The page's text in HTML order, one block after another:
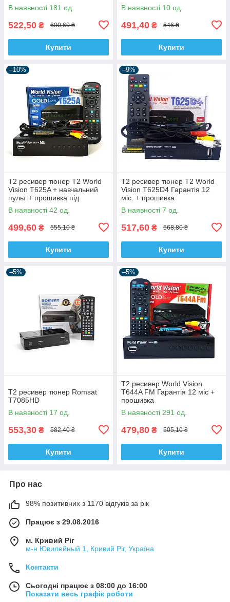
В наявності 181 од.
522,50 ₴ 600,60 ₴
Купити
В наявності 10 од.
491,40 ₴ 546 ₴
Купити
–10%
Т2 ресивер тюнер T2 World
Vision T625A + навчальний
пульт + прошивка під
інтернет
В наявності 42 од.
499,60 ₴ 555,10 ₴
Купити
–9%
Т2 ресивер тюнер T2 World
Vision T625D4 Гарантія 12
міс. + прошивка
В наявності 7 од.
517,60 ₴ 568,80 ₴
Купити
–5%
Т2 ресивер тюнер Romsat
T7085HD
В наявності 17 од.
553,30 ₴ 582,40 ₴
Купити
–5%
Т2 ресивер World Vision
T644A FM Гарантія 12 міс +
прошивка
В наявності 291 од.
479,80 ₴ 505,10 ₴
Купити
Про нас
98% позитивних з 1170 відгуків за рік
Працює з 29.08.2016
м. Кривий Ріг
м-н Ювилейный 1, Кривий Ріг, Україна
Контакти
Сьогодні працює з 08:00 до 16:00
Показати весь графік роботи